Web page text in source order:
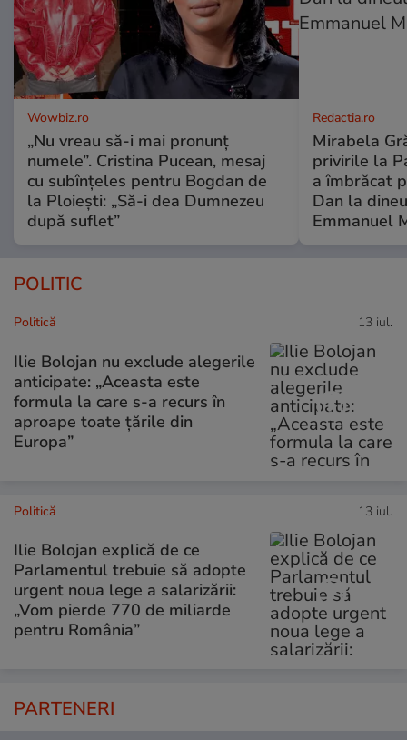
Wowbiz.ro
„Nu vreau să-i mai pronunț
numele”. Cristina Pucean, mesaj
cu subînțeles pentru Bogdan de
la Ploiești: „Să-i dea Dumnezeu
după suflet”
Redactia.ro
Mirabela
privirile la
a îmbrăcat
Dan la
Emmanuel
POLITIC
Politică 13 iul.
Ilie Bolojan nu exclude alegerile
anticipate: „Aceasta este
formula la care s-a recurs în
aproape toate ţările din
Europa”
Politică 13 iul.
Ilie Bolojan explică de ce
Parlamentul trebuie să adopte
urgent noua lege a salarizării:
„Vom pierde 770 de miliarde
pentru România”
PARTENERI